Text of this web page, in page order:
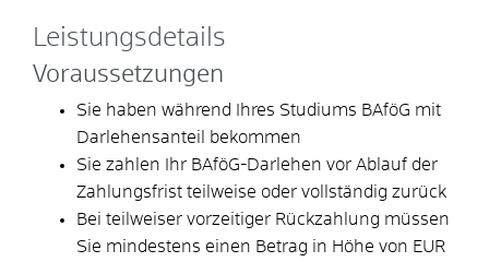
Leistungsdetails
Voraussetzungen
Sie haben während Ihres Studiums BAföG mit
Darlehensanteil bekommen
Sie zahlen Ihr BAföG-Darlehen vor Ablauf der
Zahlungsfrist teilweise oder vollständig zurück
Bei teilweiser vorzeitiger Rückzahlung müssen
Sie mindestens einen Betrag in Höhe von EUR